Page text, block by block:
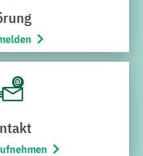
Diese können die
auch über die
und ausleihen – zusätzlich
in der App
ein vielschichtiges
haben somit die
intermodal